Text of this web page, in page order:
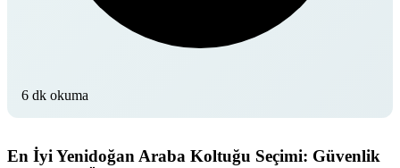
6 dk okuma
En İyi Yenidoğan Araba Koltuğu Seçimi: Güvenlik